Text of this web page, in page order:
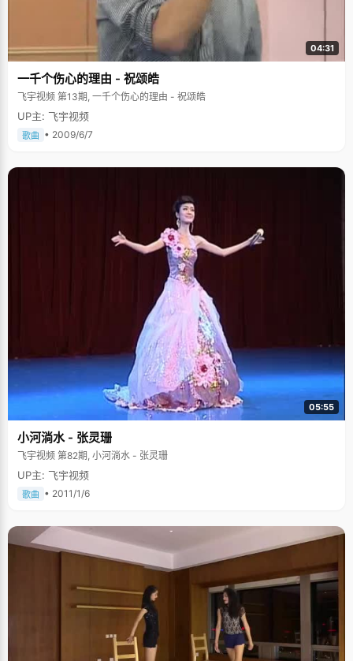
04:31
一千个伤心的理由 - 祝颂皓
飞宇视频 第13期, 一千个伤心的理由 - 祝颂皓
UP主: 飞宇视频
歌曲 • 2009/6/7
05:55
小河淌水 - 张灵珊
飞宇视频 第82期, 小河淌水 - 张灵珊
UP主: 飞宇视频
歌曲 • 2011/1/6